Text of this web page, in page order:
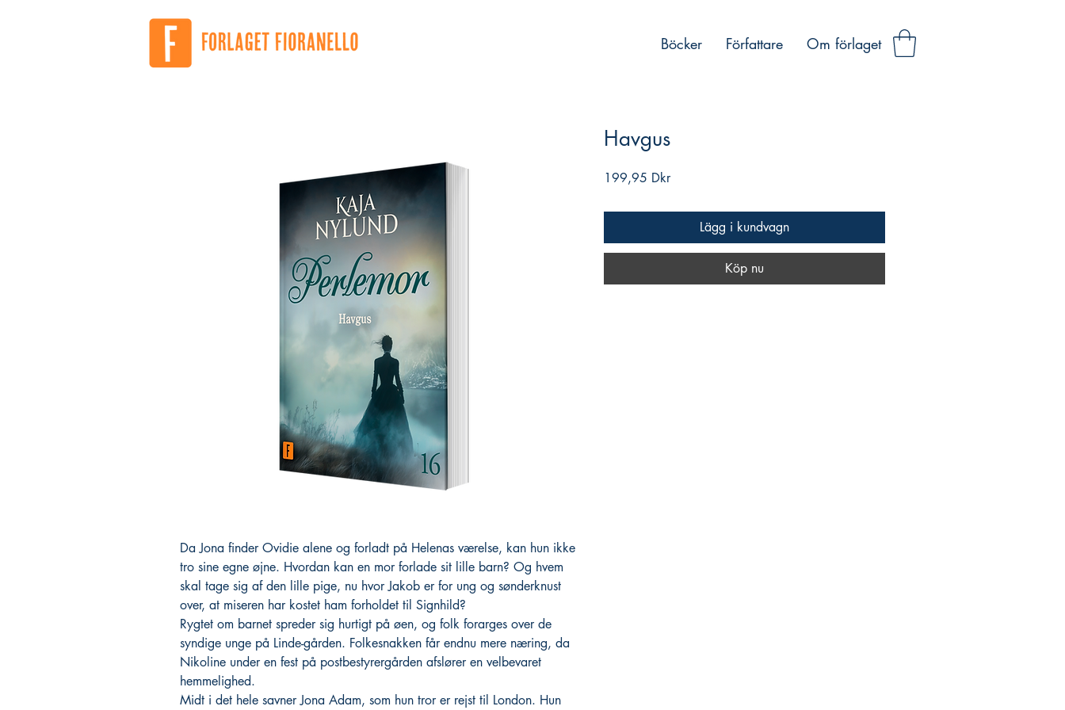
Böcker Författare Om förlaget
Da Jona finder Ovidie alene og forladt på Helenas værelse, kan hun ikke
tro sine egne øjne. Hvordan kan en mor forlade sit lille barn? Og hvem
skal tage sig af den lille pige, nu hvor Jakob er for ung og sønderknust
over, at miseren har kostet ham forholdet til Signhild?
Rygtet om barnet spreder sig hurtigt på øen, og folk forarges over de
syndige unge på Linde-gården. Folkesnakken får endnu mere næring, da
Nikoline under en fest på postbestyrergården afslører en velbevaret
hemmelighed.
Midt i det hele savner Jona Adam, som hun tror er rejst til London. Hun
Havgus
199,95 DkrPris
Lägg i kundvagn
Köp nu